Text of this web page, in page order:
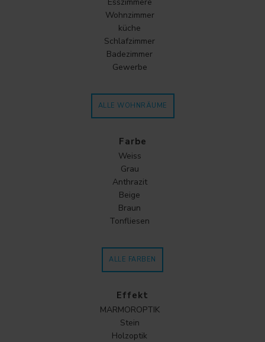
Wohnzimmer
küche
Schlafzimmer
Badezimmer
Gewerbe
ALLE WOHNRÄUME
Farbe
Weiss
Grau
Anthrazit
Beige
Braun
Tonfliesen
ALLE FARBEN
Effekt
MARMOROPTIK
Stein
Holzoptik